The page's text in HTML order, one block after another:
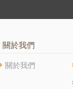
關於我們
關於我們